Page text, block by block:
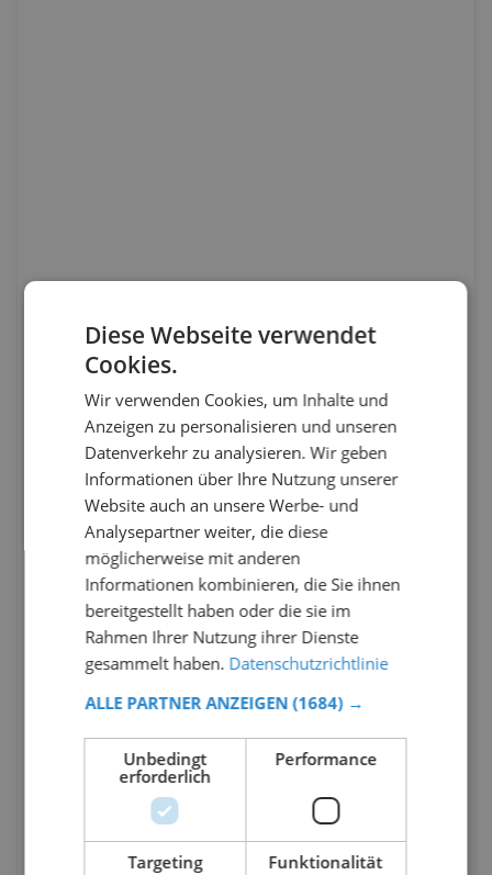
Diese Webseite verwendet
Cookies.
Wir verwenden Cookies, um Inhalte und
Anzeigen zu personalisieren und unseren
Datenverkehr zu analysieren. Wir geben
Informationen über Ihre Nutzung unserer
Website auch an unsere Werbe- und
Analysepartner weiter, die diese
möglicherweise mit anderen
Informationen kombinieren, die Sie ihnen
bereitgestellt haben oder die sie im
Rahmen Ihrer Nutzung ihrer Dienste
gesammelt haben. Datenschutzrichtlinie
ALLE PARTNER ANZEIGEN (1684) →
Unbedingt
erforderlich
Performance
Targeting Funktionalität